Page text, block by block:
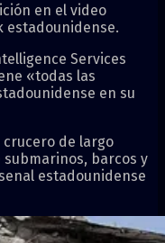
en el video
estadounidense.
Services
«todas las
en su
crucero de largo
barcos y
estadounidense